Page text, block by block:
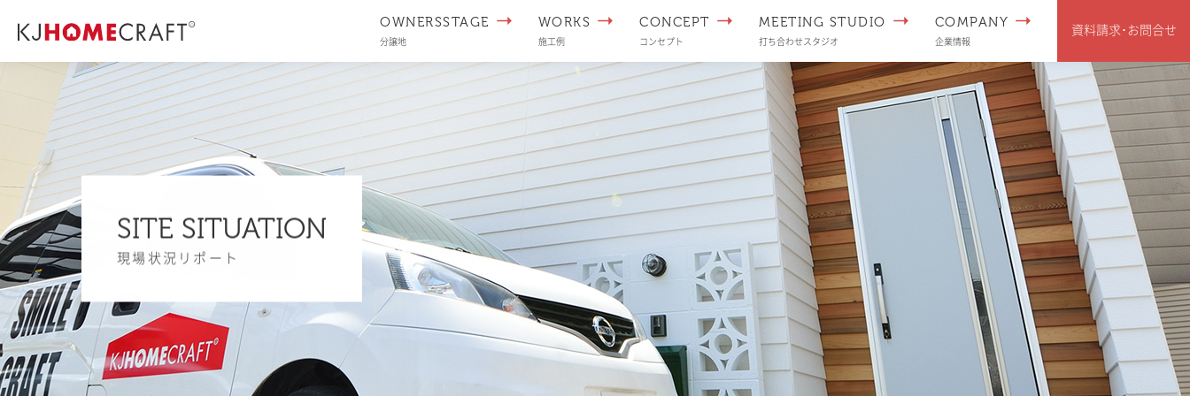
OWNERSSTAGE
分譲地
WORKS
施工例
CONCEPT
コンセプト
MEETING STUDIO
打ち合わせスタジオ
COMPANY
企業情報
資料請求･お問合せ
SITE SITUATION
現場状況リポート